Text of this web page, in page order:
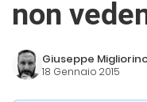
non
Giuseppe
18 Gennaio 2015